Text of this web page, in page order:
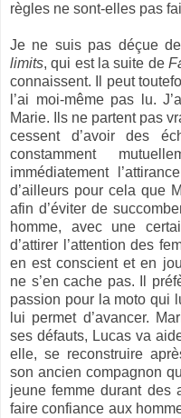
règles ne sont-elles pas
Je ne suis pas déçue
limits, qui est la suite de
connaissent. Il peut
l’ai moi-même pas lu.
Marie. Ils ne partent pas
cessent d’avoir des
constamment
immédiatement
d’ailleurs pour cela que
afin d’éviter de
homme, avec une
d’attirer l’attention des
en est conscient et en
ne s’en cache pas. Il
passion pour la moto qui
lui permet d’avancer.
ses défauts, Lucas va
elle, se reconstruire
son ancien compagnon
jeune femme durant des
faire confiance aux